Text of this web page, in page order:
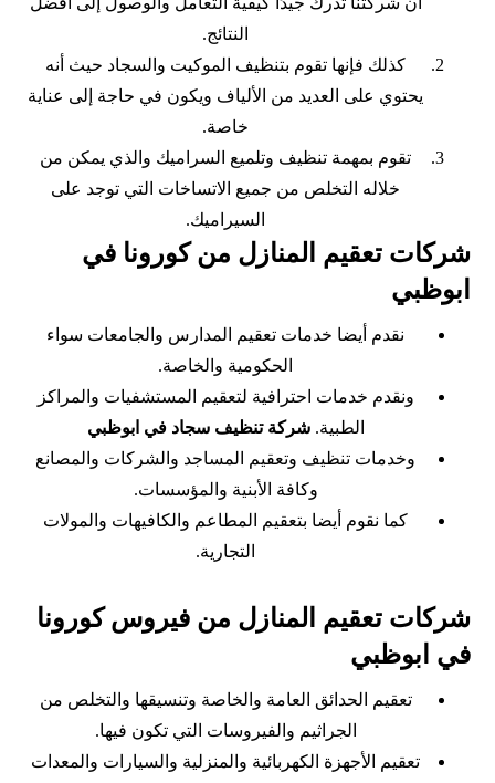
النتائج.
كذلك فإنها تقوم بتنظيف الموكيت والسجاد حيث أنه
يحتوي على العديد من الألياف ويكون في حاجة إلى عناية
خاصة.
تقوم بمهمة تنظيف وتلميع السراميك والذي يمكن من
خلاله التخلص من جميع الاتساخات التي توجد على
السيراميك.
شركات تعقيم المنازل من كورونا في
ابوظبي
نقدم أيضا خدمات تعقيم المدارس والجامعات سواء
الحكومية والخاصة.
ونقدم خدمات احترافية لتعقيم المستشفيات والمراكز
الطبية.شركة تنظيف سجاد في ابوظبي
وخدمات تنظيف وتعقيم المساجد والشركات والمصانع
وكافة الأبنية والمؤسسات.
كما نقوم أيضا بتعقيم المطاعم والكافيهات والمولات
التجارية.
شركات تعقيم المنازل من فيروس كورونا
في ابوظبي
تعقيم الحدائق العامة والخاصة وتنسيقها والتخلص من
الجراثيم والفيروسات التي تكون فيها.
تعقيم الأجهزة الكهربائية والمنزلية والسيارات والمعدات